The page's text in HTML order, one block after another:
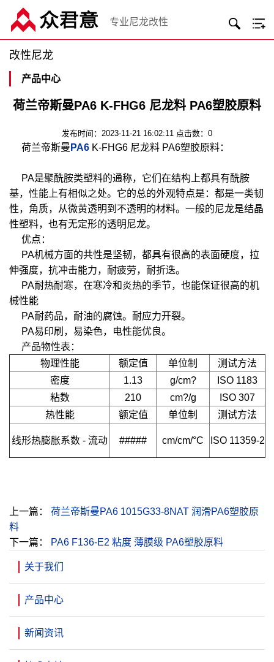
专业尼龙改性
改性尼龙
产品中心
荷兰帝斯曼PA6 K-FHG6 尼龙料 PA6塑胶原料
发布时间：2023-11-21 16:02:11 点击数：0
荷兰帝斯曼 PA6 K-FHG6 尼龙料 PA6塑胶原料：
PA是聚酰胺类塑料的通称，它们在结构上都具有酰胺
基，性能上有相似之处。它的总的外观特点是：都是一类韧
性，角质，从微黄透明到不透明的材料。一般的尼龙是结晶
性塑料，也有无定形的透明尼龙。
优点：
PA机械方面的共性是坚韧，都具有很高的表面硬度，拉
伸强度，抗冲击能力，耐疲劳，耐折迭。
PA耐热耐寒，在寒冷和炎热的季节，也能保证很高的机
械性能
PA耐药品，耐油的腐蚀。耐应力开裂。
PA易印刷，易染色，电性能优良。
产品物性表：
物理性能
额定值 单位制
测试方法
密度
1.13 g/cm?
ISO 1183
粘数
210 cm?/g
ISO 307
热性能
额定值 单位制 测试方法
线形热膨胀系数 - 流动 ##### cm/cm/°C ISO 11359-2
上一篇： 荷兰帝斯曼PA6 1015G33-8NAT 润滑PA6塑胶原
料
下一篇：
PA6 F136-E2 粘度 薄膜级 PA6塑胶原料
关于我们
产品中心
新闻资讯